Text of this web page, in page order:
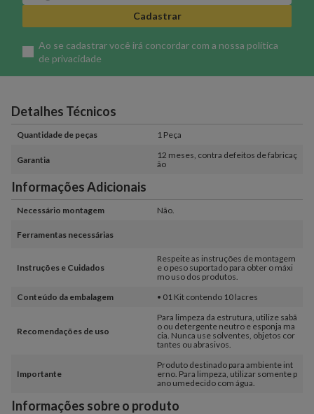
Cadastrar
Ao se cadastrar você irá concordar com a nossa política
de privacidade
Detalhes Técnicos
Quantidade de peças 1 Peça
Garantia
12 meses, contra defeitos de fabricaç
ão
Informações Adicionais
Necessário montagem Não.
Ferramentas necessárias
Instruções e Cuidados
Respeite as instruções de montagem
e o peso suportado para obter o máxi
mo uso dos produtos.
Conteúdo da embalagem
• 01 Kit contendo 10 lacres
Recomendações de uso
Para limpeza da estrutura, utilize sabã
o ou detergente neutro e esponja ma
cia. Nunca use solventes, objetos cor
tantes ou abrasivos.
Importante
Produto destinado para ambiente int
erno. Para limpeza, utilizar somente p
ano umedecido com água.
Informações sobre o produto